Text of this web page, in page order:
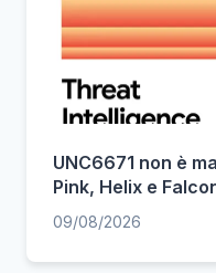
UNC6671 non è
Pink, Helix e
09/08/2026